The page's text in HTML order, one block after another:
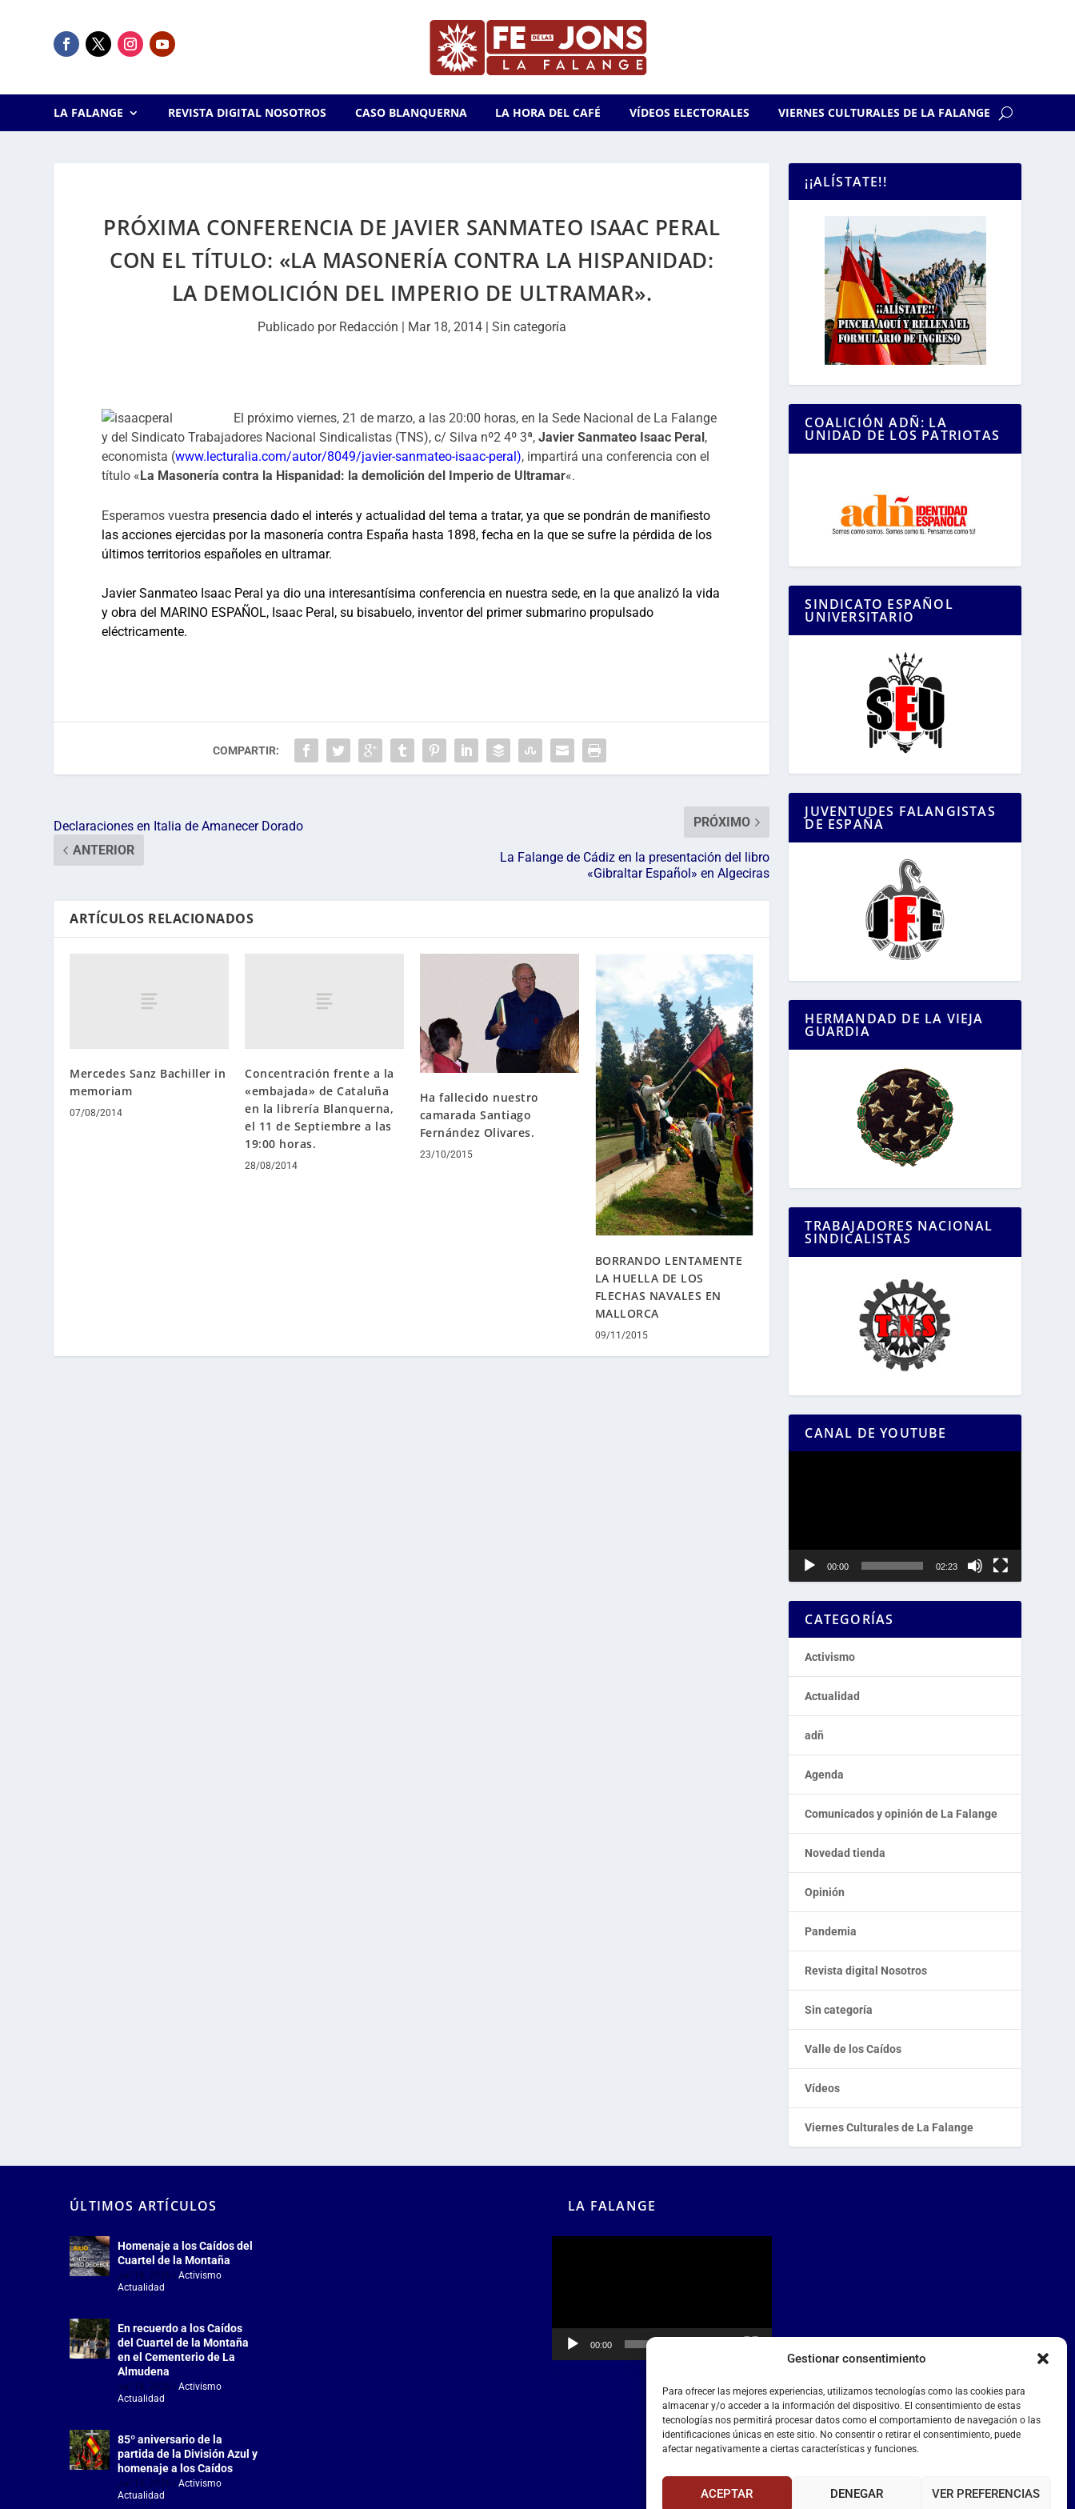
Gestionar consentimiento
Para ofrecer las mejores experiencias, utilizamos tecnologías como las cookies para
almacenar y/o acceder a la información del dispositivo. El consentimiento de estas
tecnologías nos permitirá procesar datos como el comportamiento de navegación o las
identificaciones únicas en este sitio. No consentir o retirar el consentimiento, puede
afectar negativamente a ciertas características y funciones.
ACEPTAR DENEGAR VER PREFERENCIAS
LA FALANGE REVISTA DIGITAL NOSOTROS CASO BLANQUERNA LA HORA DEL CAFÉ VÍDEOS ELECTORALES VIERNES CULTURALES DE LA FALANGE
PRÓXIMA CONFERENCIA DE JAVIER SANMATEO ISAAC PERAL
CON EL TÍTULO: «LA MASONERÍA CONTRA LA HISPANIDAD:
LA DEMOLICIÓN DEL IMPERIO DE ULTRAMAR».
Publicado por Redacción | Mar 18, 2014| Sin categoría
El próximo viernes, 21 de marzo, a las 20:00 horas, en la Sede Nacional de La Falange
y del Sindicato Trabajadores Nacional Sindicalistas (TNS), c/ Silva nº2 4º 3ª,Javier Sanmateo Isaac Peral,
economista (www.lecturalia.com/autor/8049/javier-sanmateo-isaac-peral), impartirá una conferencia con el
título «La Masonería contra la Hispanidad: la demolición del Imperio de Ultramar«.
Esperamos vuestra presencia dado el interés y actualidad del tema a tratar, ya que se pondrán de manifiesto
las acciones ejercidas por la masonería contra España hasta 1898, fecha en la que se sufre la pérdida de los
últimos territorios españoles en ultramar.
Javier Sanmateo Isaac Peral ya dio una interesantísima conferencia en nuestra sede, en la que analizó la vida
y obra del MARINO ESPAÑOL, Isaac Peral,su bisabuelo, inventor del primer submarino propulsado
eléctricamente.
COMPARTIR:
Declaraciones en Italia de Amanecer Dorado
ANTERIOR
PRÓXIMO
La Falange de Cádiz en la presentación del libro
«Gibraltar Español» en Algeciras
ARTÍCULOS RELACIONADOS
Mercedes Sanz Bachiller in
memoriam
07/08/2014
Concentración frente a la
«embajada» de Cataluña
en la librería Blanquerna,
el 11 de Septiembre a las
19:00 horas.
28/08/2014
Ha fallecido nuestro
camarada Santiago
Fernández Olivares.
23/10/2015
BORRANDO LENTAMENTE
LA HUELLA DE LOS
FLECHAS NAVALES EN
MALLORCA
09/11/2015
¡¡ALÍSTATE!!
COALICIÓN ADÑ: LA
UNIDAD DE LOS PATRIOTAS
SINDICATO ESPAÑOL
UNIVERSITARIO
JUVENTUDES FALANGISTAS
DE ESPAÑA
HERMANDAD DE LA VIEJA
GUARDIA
TRABAJADORES NACIONAL
SINDICALISTAS
CANAL DE YOUTUBE
00:00 02:23
CATEGORÍAS
Activismo
Actualidad
adñ
Agenda
Comunicados y opinión de La Falange
Novedad tienda
Opinión
Pandemia
Revista digital Nosotros
Sin categoría
Valle de los Caídos
Vídeos
Viernes Culturales de La Falange
ÚLTIMOS ARTÍCULOS
Homenaje a los Caídos del
Cuartel de la Montaña
Jul 18, 2026 |Activismo,
Actualidad
En recuerdo a los Caídos
del Cuartel de la Montaña
en el Cementerio de La
Almudena
Jul 18, 2026 |Activismo,
Actualidad
85º aniversario de la
partida de la División Azul y
homenaje a los Caídos
Jul 15, 2026 |Activismo,
Actualidad
LA FALANGE
00:00